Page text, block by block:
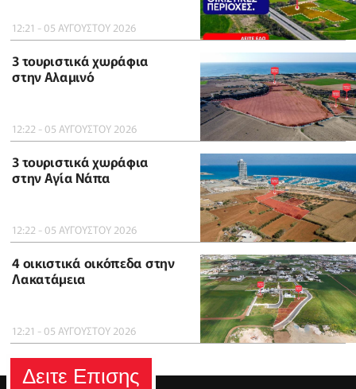
12:21 - 05 ΑΥΓΟΥΣΤΟΥ 2026
3 τουριστικά χωράφια
στην Αλαμινό
12:22 - 05 ΑΥΓΟΥΣΤΟΥ 2026
3 τουριστικά χωράφια
στην Αγία Νάπα
12:22 - 05 ΑΥΓΟΥΣΤΟΥ 2026
4 οικιστικά οικόπεδα στην
Λακατάμεια
12:21 - 05 ΑΥΓΟΥΣΤΟΥ 2026
Δειτε Επισης